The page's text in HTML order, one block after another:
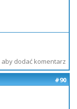
aby dodać komentarz
#90